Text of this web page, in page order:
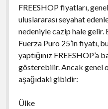
FREESHOP fiyatları,
uluslararası seyahat
nedeniyle cazip hale gelir.
Fuerza Puro 25’in fiyatı,
yaptığınız FREESHOP’a
gösterebilir. Ancak genel
aşağıdaki gibidir:
Ülke